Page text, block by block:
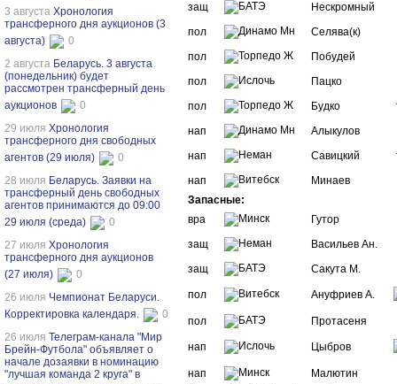
3 августа Хронология
трансферного дня аукционов (3
августа)
0
2 августа Беларусь. 3 августа
(понедельник) будет
рассмотрен трансферный день
аукционов
0
29 июля Хронология
трансферного дня свободных
агентов (29 июля)
0
28 июля Беларусь. Заявки на
трансферный день свободных
агентов принимаются до 09:00
29 июля (среда)
0
27 июля Хронология
трансферного дня аукционов
(27 июля)
0
26 июля Чемпионат Беларуси.
Корректировка календаря.
0
26 июля Телеграм-канала "Мир
Брейн-Футбола" объявляет о
начале дозаявки в номинацию
"лучшая команда 2 круга" в
защ
Нескромный
пол
Селява(к)
пол
Побудей
пол
Пацко
пол
Будко
нап
Алыкулов
нап
Савицкий
нап
Минаев
Запасные:
вра
Гутор
защ
Васильев Ан.
защ
Сакута М.
пол Ануфриев А.
пол Протасеня
нап Цыбров
нап
Малютин